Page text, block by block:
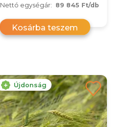
Nettó egységár: 89 845 Ft/db
Kosárba teszem
Újdonság